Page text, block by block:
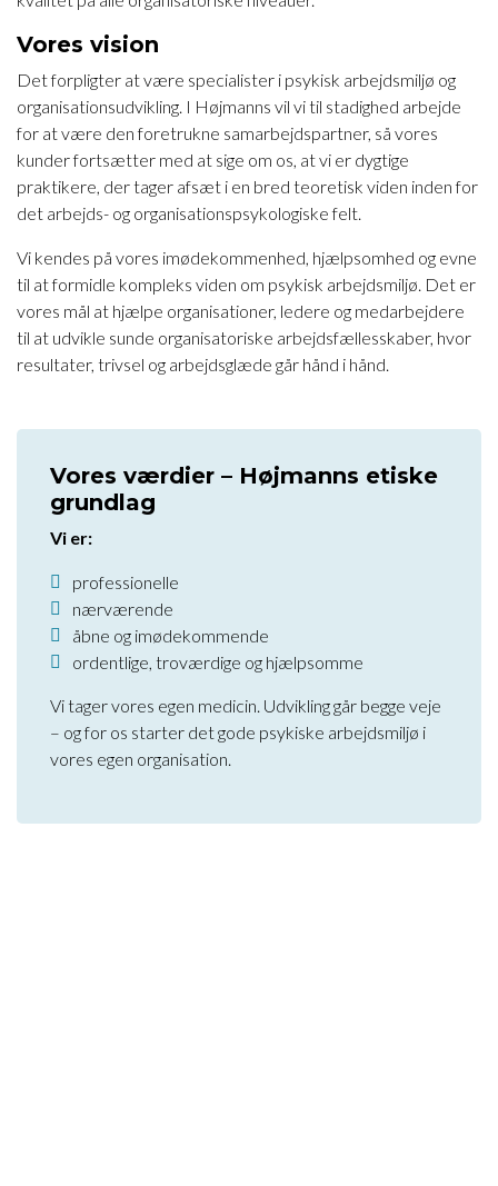
Vores vision
Det forpligter at være specialister i psykisk arbejdsmiljø og
organisationsudvikling. I Højmanns vil vi til stadighed arbejde
for at være den foretrukne samarbejdspartner, så vores
kunder fortsætter med at sige om os, at vi er dygtige
praktikere, der tager afsæt i en bred teoretisk viden inden for
det arbejds- og organisationspsykologiske felt.
Vi kendes på vores imødekommenhed, hjælpsomhed og evne
til at formidle kompleks viden om psykisk arbejdsmiljø. Det er
vores mål at hjælpe organisationer, ledere og medarbejdere
til at udvikle sunde organisatoriske arbejdsfællesskaber, hvor
resultater, trivsel og arbejdsglæde går hånd i hånd.
Vores værdier – Højmanns etiske
grundlag
Vi er:
professionelle
nærværende
åbne og imødekommende
ordentlige, troværdige og hjælpsomme
Vi tager vores egen medicin. Udvikling går begge veje
– og for os starter det gode psykiske arbejdsmiljø i
vores egen organisation.